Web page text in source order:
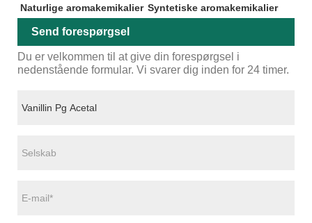
Naturlige aromakemikalier Syntetiske aromakemikalier
Send forespørgsel
Du er velkommen til at give din forespørgsel i
nedenstående formular. Vi svarer dig inden for 24 timer.